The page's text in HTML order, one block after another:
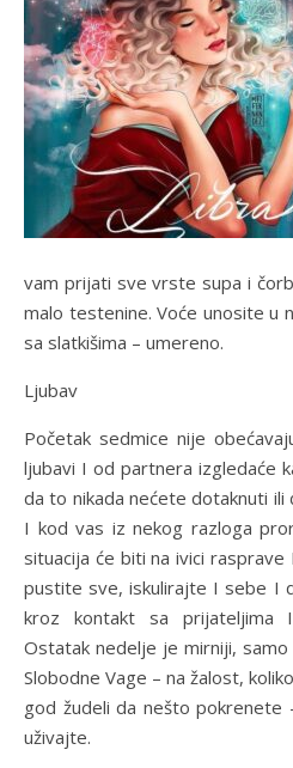
vam prijati sve vrste supa i
malo testenine. Voće unosite u
sa slatkišima – umereno.
Ljubav
Početak sedmice nije
ljubavi I od partnera izgledaće
da to nikada nećete dotaknuti
I kod vas iz nekog razloga
situacija će biti na ivici
pustite sve, iskulirajte I sebe I
kroz kontakt sa prijateljima
Ostatak nedelje je mirniji,
Slobodne Vage – na žalost,
god žudeli da nešto pokrenete
uživajte.